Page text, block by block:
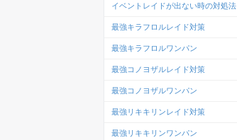
イベントレイドが出ない時の対処法
最強キラフロルレイド対策
最強キラフロルワンパン
最強コノヨザルレイド対策
最強コノヨザルワンパン
最強リキキリンレイド対策
最強リキキリンワンパン